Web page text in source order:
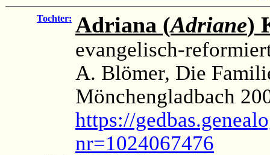
Tochter: Adriana (Adriane)
evangelisch-
A. Blömer, Die
Mönchengladbach
https://
nr=1024067476